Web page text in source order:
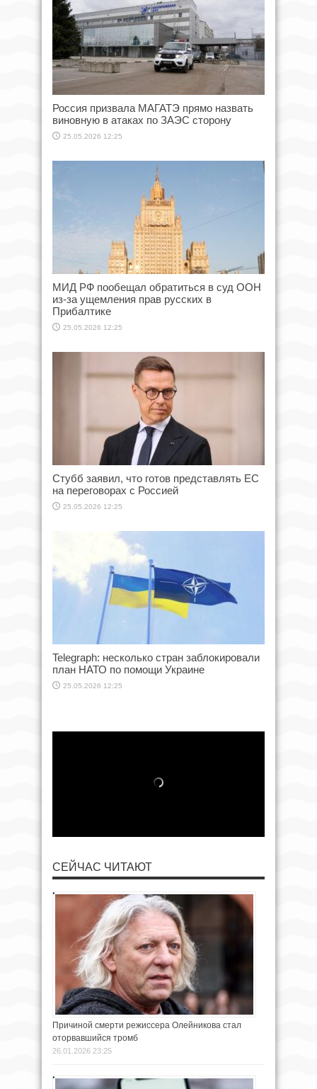
Россия призвала МАГАТЭ прямо назвать
виновную в атаках по ЗАЭС сторону
25.05.2026 12:25
МИД РФ пообещал обратиться в суд ООН
из-за ущемления прав русских в
Прибалтике
25.05.2026 12:25
Стубб заявил, что готов представлять ЕС
на переговорах с Россией
25.05.2026 12:25
Telegraph: несколько стран заблокировали
план НАТО по помощи Украине
25.05.2026 12:25
СЕЙЧАС ЧИТАЮТ
Причиной смерти режиссера Олейникова стал
оторвавшийся тромб
26.01.2026 23:25